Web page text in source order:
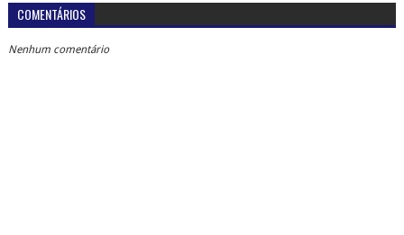
COMENTÁRIOS
Nenhum comentário